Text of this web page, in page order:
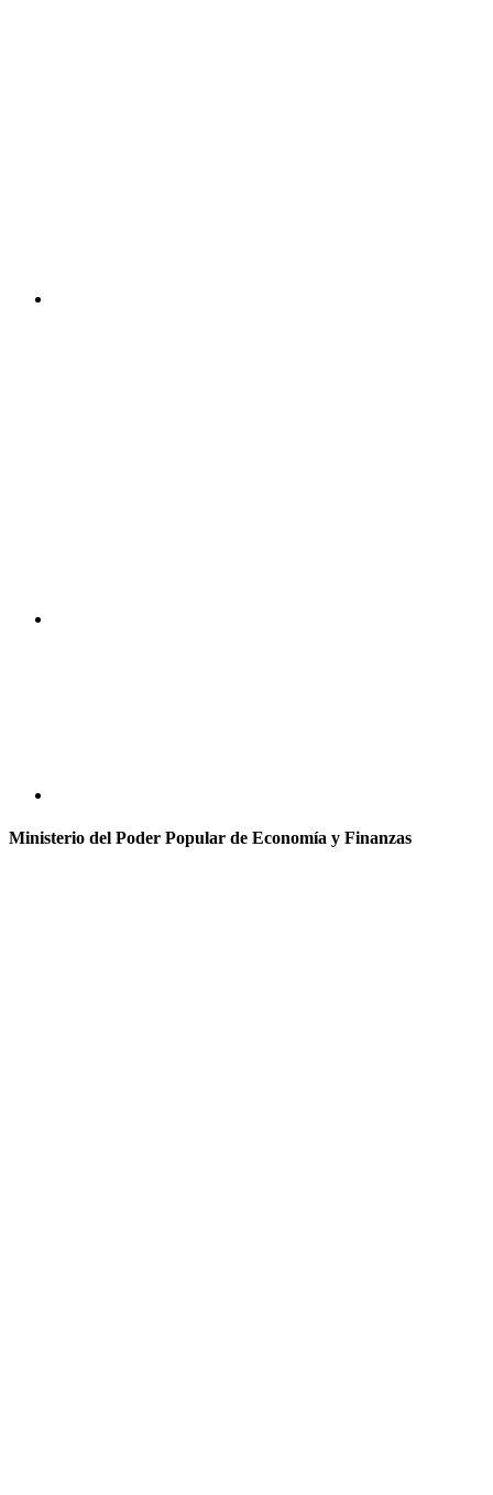
Ministerio del Poder Popular de Economía y Finanzas